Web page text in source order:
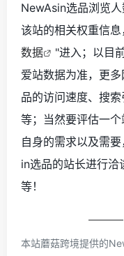
NewAsin选品浏览
该站的相关权重信
数据
"进入；以目
爱站数据为准，更
品的访问速度、搜
等；当然要评估一
自身的需求以及需
in选品的站长进行洽
等！
本站蘑菇跨境提供的